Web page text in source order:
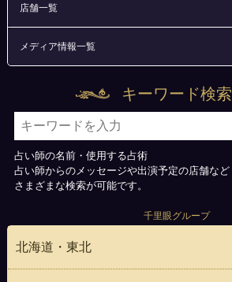
店舗一覧
メディア情報一覧
キーワード検索
占い師の名前・使用する占術
占い師からのメッセージや出演予定の店舗など
さまざまな検索が可能です。
千里眼グループ
北海道・東北